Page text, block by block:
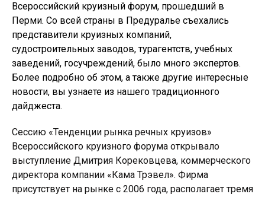
Всероссийский круизный форум, прошедший в
Перми. Со всей страны в Предуралье съехались
представители круизных компаний,
судостроительных заводов, турагентств, учебных
заведений, госучреждений, было много экспертов.
Более подробно об этом, а также другие интересные
новости, вы узнаете из нашего традиционного
дайджеста.
Сессию «Тенденции рынка речных круизов»
Всероссийского круизного форума открывало
выступление Дмитрия Корековцева, коммерческого
директора компании «Кама Трэвел». Фирма
присутствует на рынке с 2006 года, располагает тремя